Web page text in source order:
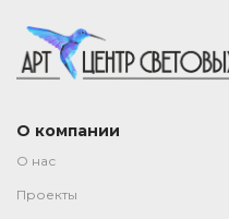
О компании
О нас
Проекты